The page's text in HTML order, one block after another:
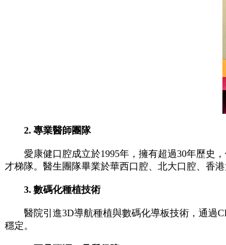
2. 專業醫師團隊
愛康健口腔成立於1995年，擁有超過30年歷史，
才梯隊。醫生團隊畢業於華西口腔、北大口腔、香
3. 數碼化種植技術
醫院引進3D導航種植與數碼化導板技術，通過
穩定。